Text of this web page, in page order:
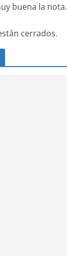
buena la nota.
cerrados.